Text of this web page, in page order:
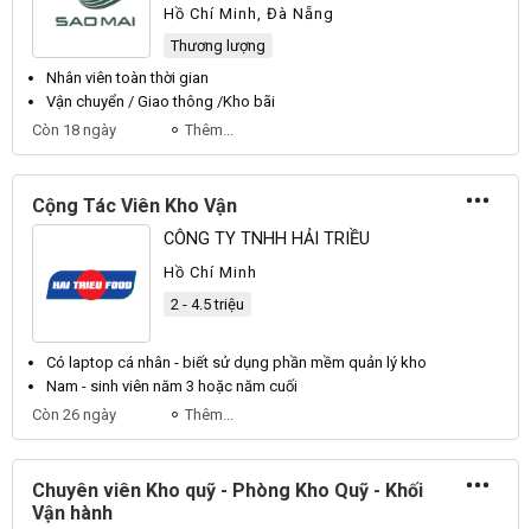
Hồ Chí Minh, Đà Nẵng
Thương lượng
Nhân viên toàn thời gian
Vận chuyển / Giao thông /Kho bãi
Còn 18 ngày
Thêm...
Cộng Tác Viên Kho Vận
CÔNG TY TNHH HẢI TRIỀU
Hồ Chí Minh
2 - 4.5 triệu
Có laptop cá nhân - biết sử dụng phần mềm quản lý kho
Nam - sinh viên năm 3 hoặc năm cuối
Còn 26 ngày
Thêm...
Chuyên viên Kho quỹ - Phòng Kho Quỹ - Khối
Vận hành